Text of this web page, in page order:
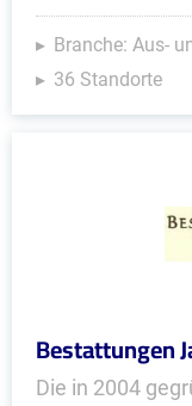
Branche: Aus-
36 Standorte
Bestattungen
Die in 2004